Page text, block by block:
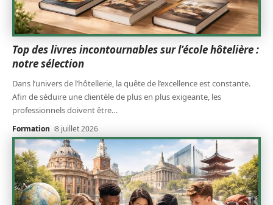
Top des livres incontournables sur l’école hôtelière :
notre sélection
Dans l’univers de l’hôtellerie, la quête de l’excellence est constante.
Afin de séduire une clientèle de plus en plus exigeante, les
professionnels doivent être…
Formation 8 juillet 2026